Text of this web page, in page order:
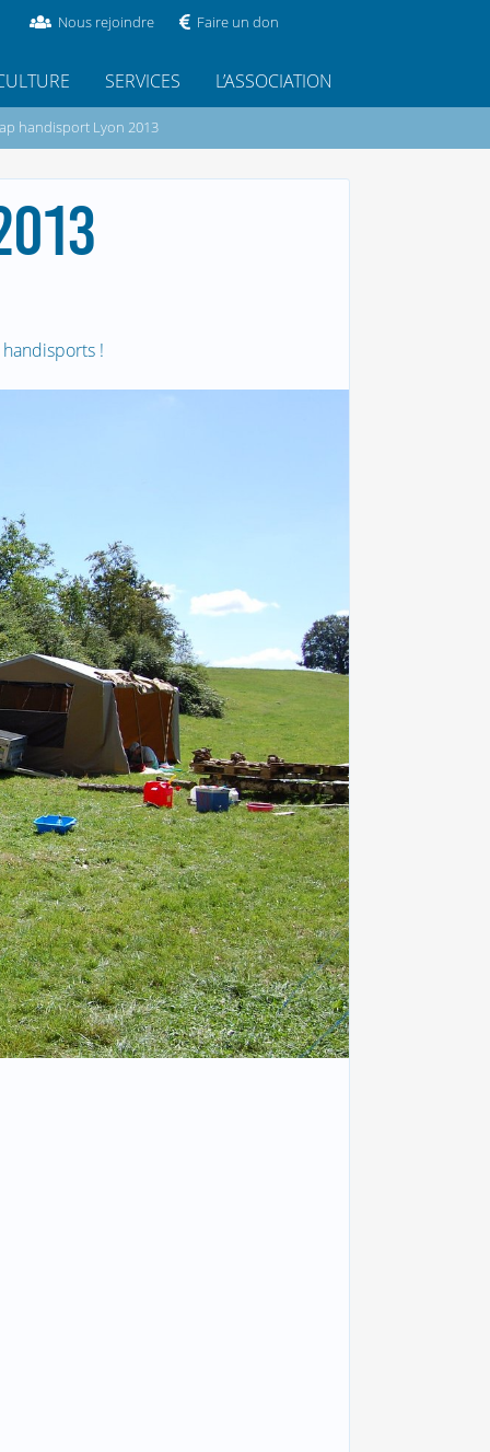
Nous rejoindre Faire un don
SERVICES L’ASSOCIATION
handisport Lyon 2013
!